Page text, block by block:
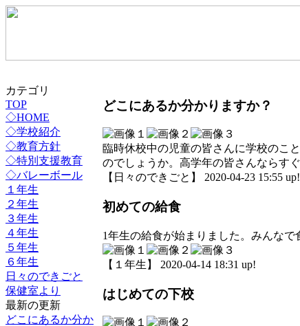
カテゴリ
TOP
◇HOME
◇学校紹介
◇教育方針
◇特別支援教育
◇バレーボール
１年生
２年生
３年生
４年生
５年生
６年生
日々のできごと
保健室より
最新の更新
どこにあるか分か
どこにあるか分かりますか？
臨時休校中の児童の皆さんに学校のこ
のでしょうか。高学年の皆さんならす
【日々のできごと】 2020-04-23 15:55 up!
初めての給食
1年生の給食が始まりました。みんな
【１年生】 2020-04-14 18:31 up!
はじめての下校